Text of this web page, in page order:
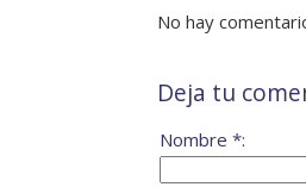
No hay
Deja tu
Nombre *: